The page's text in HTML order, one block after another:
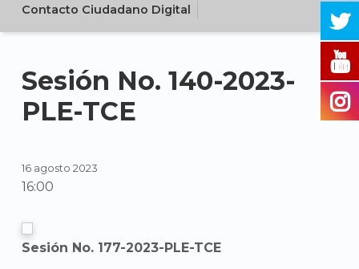
Contacto Ciudadano Digital
Sesión No. 140-2023-
PLE-TCE
16 agosto 2023
16:00
Sesión No. 177-2023-PLE-TCE